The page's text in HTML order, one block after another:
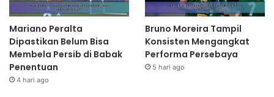
Mariano Peralta
Dipastikan Belum Bisa
Membela Persib di Babak
Penentuan
4 hari ago
Bruno Moreira Tampil
Konsisten Mengangkat
Performa Persebaya
5 hari ago